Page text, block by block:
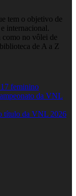
tem o objetivo de
internacional.
como no vôlei de
de A a Z
feminino
da VNL
título da VNL 2026